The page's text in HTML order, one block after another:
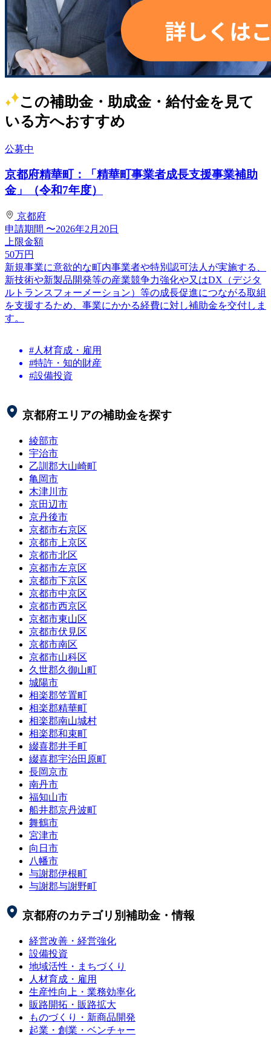
この補助金・助成金・給付金を見て
いる方へおすすめ
公募中
京都府精華町：「精華町事業者成長支援事業補助
金」（令和7年度）
京都府
申請期間 〜2026年2月20日
上限金額
50万円
新規事業に意欲的な町内事業者や特別認可法人が実施する、
新技術や新製品開発等の産業競争力強化や又はDX（デジタ
ルトランスフォーメーション）等の成長促進につながる取組
を支援するため、事業にかかる経費に対し補助金を交付しま
す。
#人材育成・雇用
#特許・知的財産
#設備投資
京都府エリアの補助金を探す
綾部市
宇治市
乙訓郡大山崎町
亀岡市
木津川市
京田辺市
京丹後市
京都市右京区
京都市上京区
京都市北区
京都市左京区
京都市下京区
京都市中京区
京都市西京区
京都市東山区
京都市伏見区
京都市南区
京都市山科区
久世郡久御山町
城陽市
相楽郡笠置町
相楽郡精華町
相楽郡南山城村
相楽郡和束町
綴喜郡井手町
綴喜郡宇治田原町
長岡京市
南丹市
福知山市
船井郡京丹波町
舞鶴市
宮津市
向日市
八幡市
与謝郡伊根町
与謝郡与謝野町
京都府のカテゴリ別補助金・情報
経営改善・経営強化
設備投資
地域活性・まちづくり
人材育成・雇用
生産性向上・業務効率化
販路開拓・販路拡大
ものづくり・新商品開発
起業・創業・ベンチャー